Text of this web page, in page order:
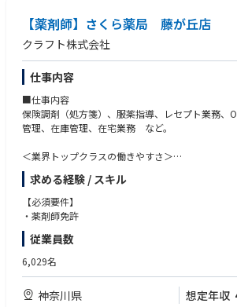
躍できる環境です
業界トップクラスの認定薬局数や多様な店舗を展
の志向性に合わせて異動することも可能です
現場での調剤業務にとどまらず、本社業務や複数
など大手調剤チェーンならではの多様なキャリア
【薬剤師】さくら薬局 藤が丘店
クラフト株式会社
仕事内容
■仕事内容
保険調剤（処方箋）、服薬指導、レセプト業務、
管理、在庫管理、在宅業務 など。
＜業界トップクラスの働きやすさ＞
業界最多クラスの年間休日126日＋有給休暇、シフ
減や希望休など、どなたにとっても働きやすい環境
充実した手当や福利厚生、育児支援制度、安定し
ため、長く働いていただけます
も45％と高い水準です
全国に800店舗以上展開。転居の際も店舗を異動す
生活スタートが可能です
＜薬剤師として成長、活躍できる環境＞
求める経験 / スキル
【必須要件】
・薬剤師免許
従業員数
6,029名
神奈川県 想定年収